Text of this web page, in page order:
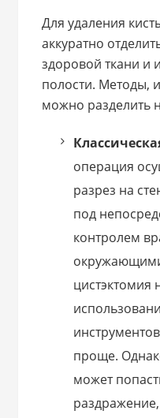
Для удаления
аккуратно
здоровой ткани и
полости. Методы,
можно разделить
операция
разрез на
под
контролем
цистэктомия
проще.
может